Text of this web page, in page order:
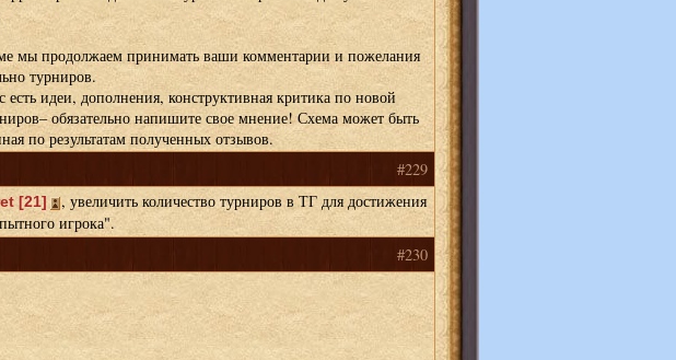
мы продолжаем принимать ваши комментарии и пожелания
турниров.
есть идеи, дополнения, конструктивная критика по новой
обязательно напишите свое мнение! Схема может быть
по результатам полученных отзывов.
#229
[21]
, увеличить количество турниров в ТГ для достижения
игрока".
#230